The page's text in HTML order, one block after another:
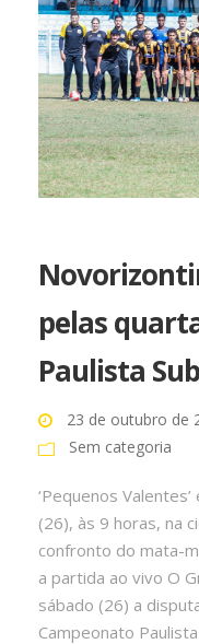
pelas
Paulista
23 de outubro de
Sem categoria
‘Pequenos
(26), às 9 horas, na
confronto do mata-
a partida ao vivo O
sábado (26) a
Campeonato